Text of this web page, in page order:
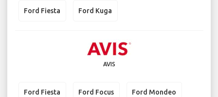
Ford Fiesta Ford Kuga
AVIS
Ford Fiesta Ford Focus Ford Mondeo